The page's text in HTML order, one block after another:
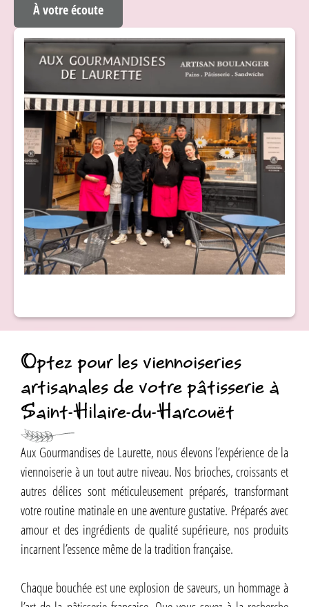
À votre écoute
Optez pour les viennoiseries
artisanales de votre pâtisserie à
Saint-Hilaire-du-Harcouët
Aux Gourmandises de Laurette, nous élevons l’expérience de la
viennoiserie à un tout autre niveau. Nos brioches, croissants et
autres délices sont méticuleusement préparés, transformant
votre routine matinale en une aventure gustative. Préparés avec
amour et des ingrédients de qualité supérieure, nos produits
incarnent l’essence même de la tradition française.
Chaque bouchée est une explosion de saveurs, un hommage à